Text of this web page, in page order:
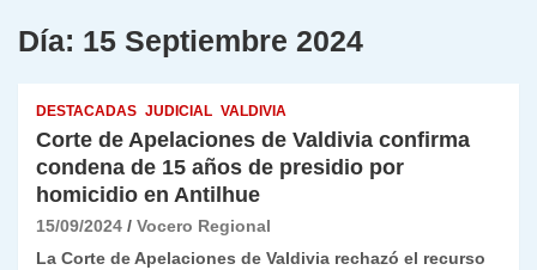
Día: 15 Septiembre 2024
DESTACADAS JUDICIAL VALDIVIA
Corte de Apelaciones de Valdivia confirma
condena de 15 años de presidio por
homicidio en Antilhue
15/09/2024
Vocero Regional
La Corte de Apelaciones de Valdivia rechazó el recurso